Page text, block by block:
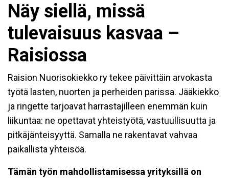
Näy siellä, missä
tulevaisuus kasvaa –
Raisiossa
Raision Nuorisokiekko ry tekee päivittäin arvokasta
työtä lasten, nuorten ja perheiden parissa. Jääkiekko
ja ringette tarjoavat harrastajilleen enemmän kuin
liikuntaa: ne opettavat yhteistyötä, vastuullisuutta ja
pitkäjänteisyyttä. Samalla ne rakentavat vahvaa
paikallista yhteisöä.
Tämän työn mahdollistamisessa yrityksillä on